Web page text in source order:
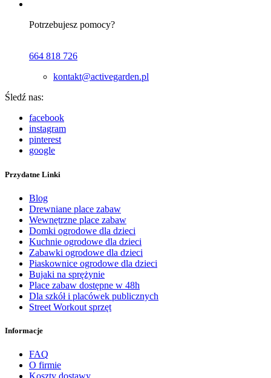
Potrzebujesz pomocy?
664 818 726
kontakt@activegarden.pl
Śledź nas:
facebook
instagram
pinterest
google
Przydatne Linki
Blog
Drewniane place zabaw
Wewnętrzne place zabaw
Domki ogrodowe dla dzieci
Kuchnie ogrodowe dla dzieci
Zabawki ogrodowe dla dzieci
Piaskownice ogrodowe dla dzieci
Bujaki na sprężynie
Place zabaw dostępne w 48h
Dla szkół i placówek publicznych
Street Workout sprzęt
Informacje
FAQ
O firmie
Koszty dostawy